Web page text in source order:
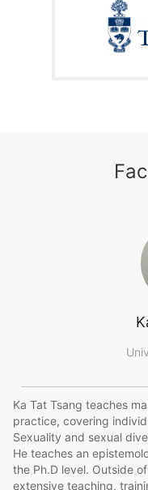
地老化的原则、老年
完成本课程后，学
年人的需要和特性，
Ka Tat Tsang teaches
practice, covering
Sexuality and sexual
He teaches an
the Ph.D level. Outside
extensive teaching,